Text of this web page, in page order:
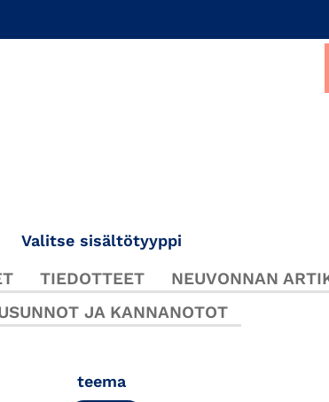
Valitse sisältötyyppi
TIEDOTTEET NEUVONNAN
JA KANNANOTOT
teema